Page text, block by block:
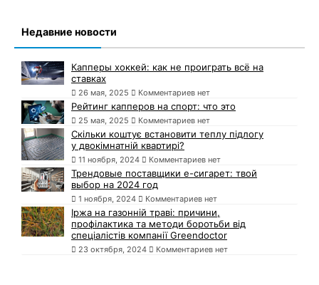
Недавние новости
Капперы хоккей: как не проиграть всё на
ставках
26 мая, 2025 Комментариев нет
Рейтинг капперов на спорт: что это
25 мая, 2025 Комментариев нет
Скільки коштує встановити теплу підлогу
у двокімнатній квартирі?
11 ноября, 2024 Комментариев нет
Трендовые поставщики e-сигарет: твой
выбор на 2024 год
1 ноября, 2024 Комментариев нет
Іржа на газонній траві: причини,
профілактика та методи боротьби від
спеціалістів компанії Greendoctor
23 октября, 2024 Комментариев нет